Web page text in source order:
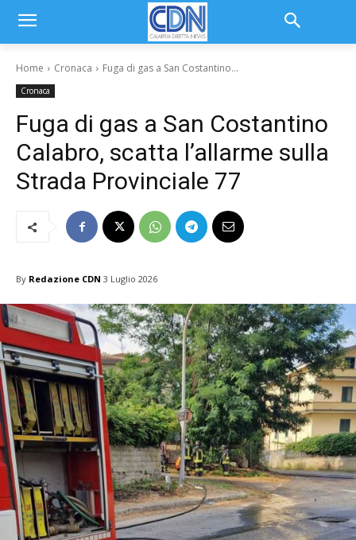
Home Cronaca Fuga di gas a San Costantino...
Cronaca
Fuga di gas a San Costantino
Calabro, scatta l’allarme sulla
Strada Provinciale 77
By Redazione CDN 3 Luglio 2026